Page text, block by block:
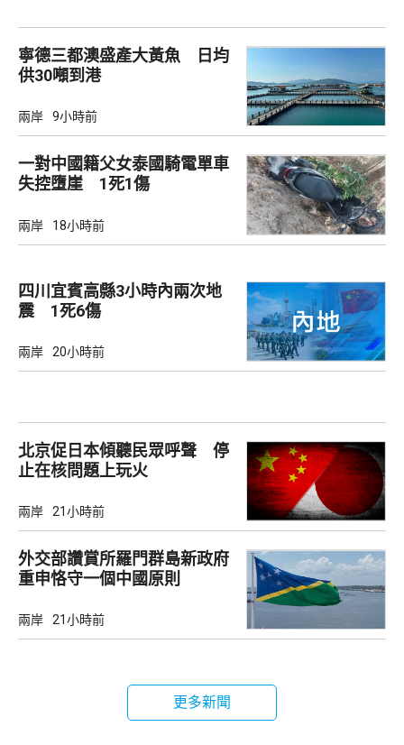
寧德三都澳盛產大黃魚 日均
供30噸到港
兩岸 9小時前
一對中國籍父女泰國騎電單車
失控墮崖 1死1傷
兩岸 18小時前
四川宜賓高縣3小時內兩次地
震 1死6傷
兩岸 20小時前
北京促日本傾聽民眾呼聲 停
止在核問題上玩火
兩岸 21小時前
外交部讚賞所羅門群島新政府
重申恪守一個中國原則
兩岸 21小時前
更多新聞